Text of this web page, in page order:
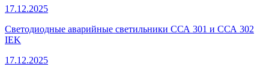
17.12.2025
Светодиодные аварийные светильники ССА 301 и ССА 302
IEK
17.12.2025